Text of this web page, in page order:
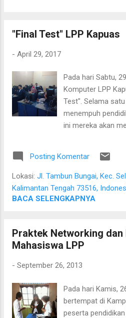
memiliki nilai ekonomi. Bapak
juga ditanami rotan. Tanaman itu
sekitar sepuluh tahun. Rotan
sehingga tidak mudah untuk
sebelum menarik rotan, duri-duri
akan dipegang harus dibersihkan
bagian tersebut aman, barulah
"Final Test" LPP Kapuas
- April 29, 2017
Pada hari Sabtu,
Komputer LPP
Test". Selama
menempuh
ini mereka akan
dikirim oleh M. Hipni
Posting Komentar
Lokasi: Jl. Tambun Bungai, Kec.
Kalimantan Tengah 73516,
BACA SELENGKAPNYA
Praktek Networking dan
Mahasiswa LPP
- September 26, 2013
Pada hari Kamis,
bertempat di
peserta